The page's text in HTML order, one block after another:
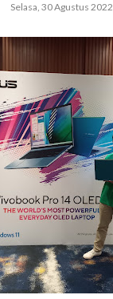
Selasa, 30 Agustus 2022